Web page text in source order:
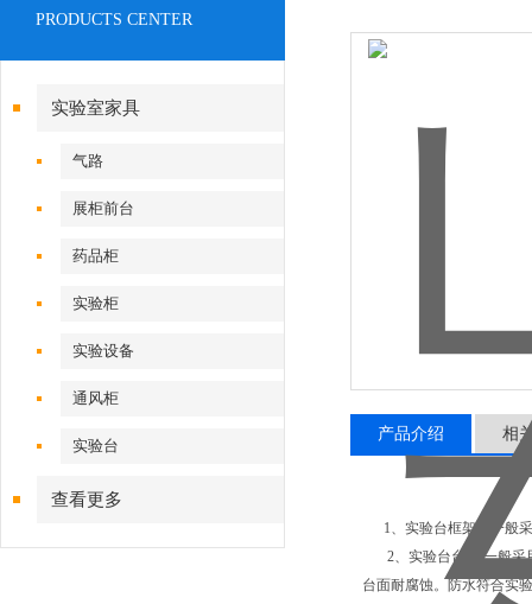
PRODUCTS CENTER
实验室家具
气路
展柜前台
药品柜
实验柜
实验设备
通风柜
实验台
查看更多
产品介绍 相
1、实验台框架：一般采
2、实验台台面:一般采
台面耐腐蚀。防水符合实